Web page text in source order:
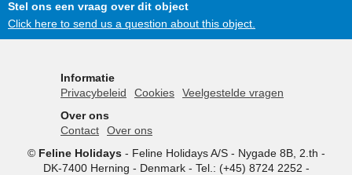
Stel ons een vraag over dit object
Click here to send us a question about this object.
Informatie
Privacybeleid
Cookies
Veelgestelde vragen
Over ons
Contact
Over ons
© Feline Holidays- Feline Holidays A/S- Nygade 8B, 2.th -
DK-7400 Herning - Denmark - Tel.: (+45) 8724 2252 -